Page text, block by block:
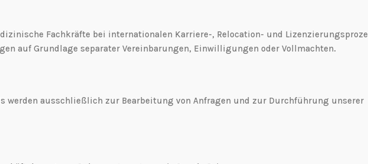
Fachkräfte bei internationalen Karriere-, Relocation- und
auf Grundlage separater Vereinbarungen, Einwilligungen oder Vollmachten.
werden ausschließlich zur Bearbeitung von Anfragen und zur Durchführung unserer